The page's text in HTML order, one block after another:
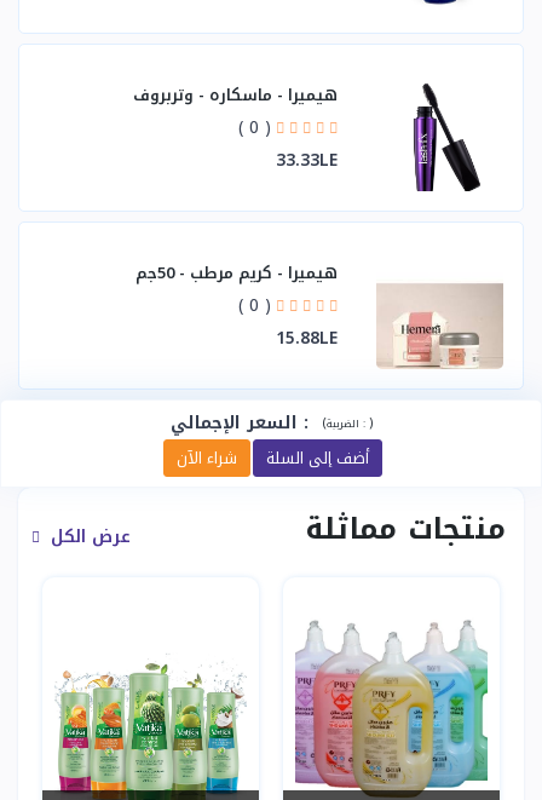
هيميرا - ماسكاره - وتربروف
( 0 )
33.33LE
هيميرا - كريم مرطب - 50جم
( 0 )
15.88LE
السعر الإجمالي : ( الضريبة :)
شراء الآن أضف إلى السلة
منتجات مماثلة عرض الكل